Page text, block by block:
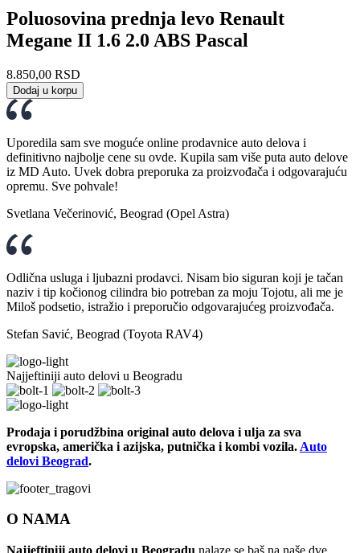
Poluosovina prednja levo Renault
Megane II 1.6 2.0 ABS Pascal
8.850,00 RSD
Dodaj u korpu
Uporedila sam sve moguće online prodavnice auto delova i
definitivno najbolje cene su ovde. Kupila sam više puta auto delove
iz MD Auto. Uvek dobra preporuka za proizvođača i odgovarajuću
opremu. Sve pohvale!
Svetlana Večerinović, Beograd (Opel Astra)
Odlična usluga i ljubazni prodavci. Nisam bio siguran koji je tačan
naziv i tip kočionog cilindra bio potreban za moju Tojotu, ali me je
Miloš podsetio, istražio i preporučio odgovarajućeg proizvođača.
Stefan Savić, Beograd (Toyota RAV4)
Najjeftiniji auto delovi u Beogradu
Prodaja i porudžbina original auto delova i ulja za sva
evropska, američka i azijska, putnička i kombi vozila. Auto
delovi Beograd.
O NAMA
Najjeftiniji auto delovi u Beogradu nalaze se baš na naše dve